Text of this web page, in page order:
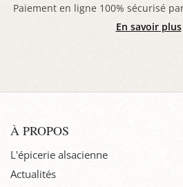
Paiement en ligne 100% sécurisé
En savoir plus
À PROPOS
L'épicerie alsacienne
Actualités